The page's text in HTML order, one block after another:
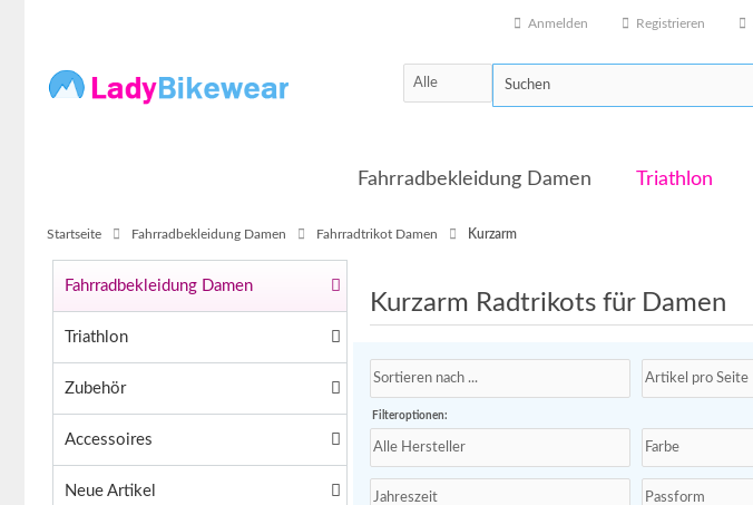
Anmelden Registrieren
Fahrradbekleidung Damen Triathlon
Startseite Fahrradbekleidung Damen Fahrradtrikot Damen Kurzarm
Kurzarm Radtrikots für Damen
Filteroptionen:
Fahrradbekleidung Damen
Triathlon
Zubehör
Accessoires
Neue Artikel